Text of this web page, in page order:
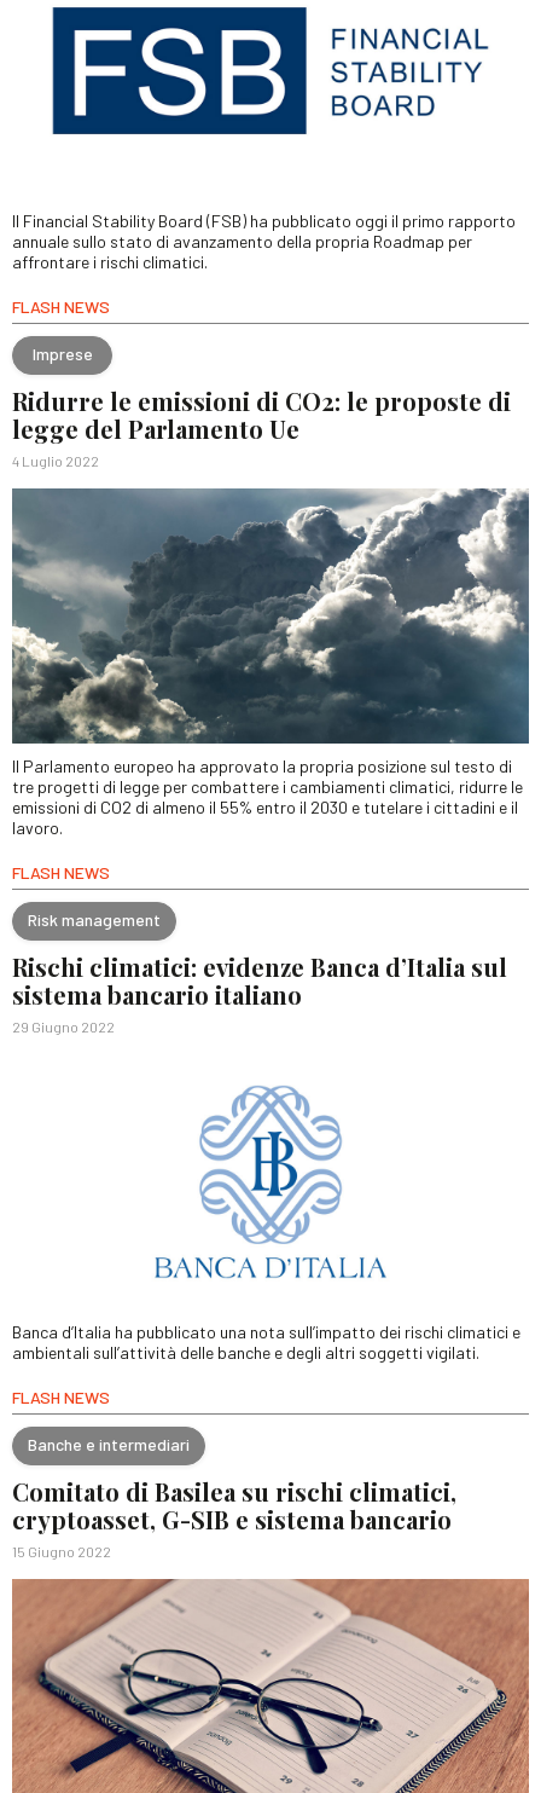
Il Financial Stability Board (FSB) ha pubblicato oggi il primo rapporto
annuale sullo stato di avanzamento della propria Roadmap per
affrontare i rischi climatici.
FLASH NEWS
Imprese
Ridurre le emissioni di CO2: le proposte di
legge del Parlamento Ue
4 Luglio 2022
Il Parlamento europeo ha approvato la propria posizione sul testo di
tre progetti di legge per combattere i cambiamenti climatici, ridurre le
emissioni di CO2 di almeno il 55% entro il 2030 e tutelare i cittadini e il
lavoro.
FLASH NEWS
Risk management
Rischi climatici: evidenze Banca d’Italia sul
sistema bancario italiano
29 Giugno 2022
Banca d’Italia ha pubblicato una nota sull’impatto dei rischi climatici e
ambientali sull’attività delle banche e degli altri soggetti vigilati.
FLASH NEWS
Banche e intermediari
Comitato di Basilea su rischi climatici,
cryptoasset, G-SIB e sistema bancario
15 Giugno 2022